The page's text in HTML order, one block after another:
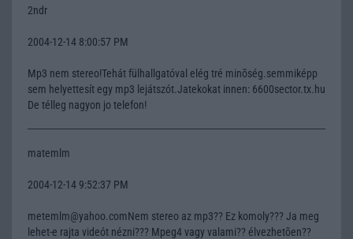
2ndr
2004-12-14 8:00:57 PM
Mp3 nem stereo!Tehát fülhallgatóval elég tré minõség.semmiképp
sem helyettesít egy mp3 lejátszót.Jatekokat innen: 6600sector.tx.hu
De télleg nagyon jo telefon!
matemlm
2004-12-14 9:52:37 PM
metemlm@yahoo.comNem stereo az mp3?? Ez komoly??? Ja meg
lehet-e rajta videót nézni??? Mpeg4 vagy valami?? élvezhetõen??